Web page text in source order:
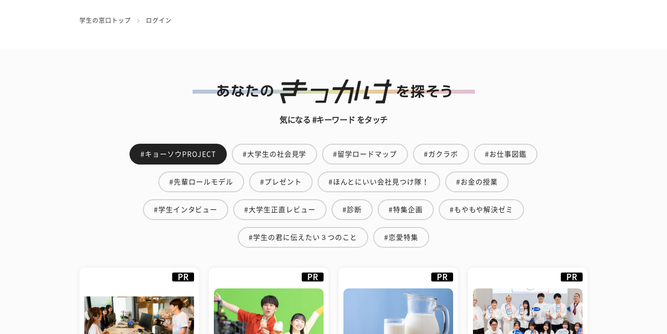
学生の窓口トップ ログイン
気になる #キーワード をタッチ
#キョーソウPROJECT #大学生の社会見学 #留学ロードマップ #ガクラボ #お仕事図鑑
#先輩ロールモデル #プレゼント #ほんとにいい会社見つけ隊！ #お金の授業
#学生インタビュー #大学生正直レビュー #診断 #特集企画 #もやもや解決ゼミ
#学生の君に伝えたい３つのこと #恋愛特集
PR PR PR PR